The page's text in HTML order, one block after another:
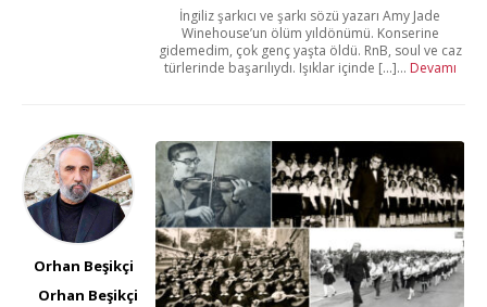
İngiliz şarkıcı ve şarkı sözü yazarı Amy Jade
Winehouse’un ölüm yıldönümü. Konserine
gidemedim, çok genç yaşta öldü. RnB, soul ve caz
türlerinde başarılıydı. Işıklar içinde [...]... Devamı
Orhan Beşikçi
Orhan Beşikçi